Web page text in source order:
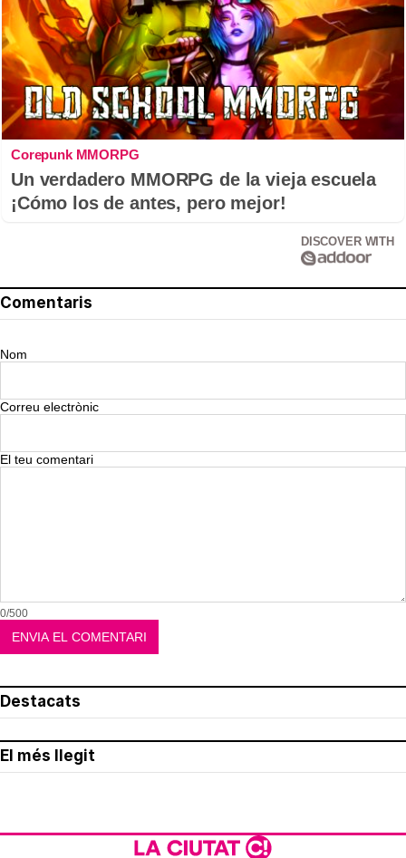
Corepunk MMORPG
Un verdadero MMORPG de la vieja escuela
¡Cómo los de antes, pero mejor!
DISCOVER WITH
Comentaris
Nom
Correu electrònic
El teu comentari
0/500
Destacats
El més llegit